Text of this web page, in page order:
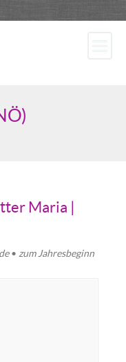
Maria |
• zum Jahresbeginn